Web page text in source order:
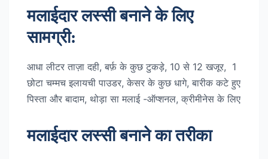
मलाईदार लस्सी बनाने के लिए
सामग्री:
आधा लीटर ताज़ा दही, बर्फ़ के कुछ टुकड़े, 10 से 12 खजूर, 1
छोटा चम्मच इलायची पाउडर, केसर के कुछ धागे, बारीक कटे हुए
पिस्ता और बादाम, थोड़ा सा मलाई -ऑप्शनल, क्रीमीनेस के लिए
मलाईदार लस्सी बनाने का तरीका